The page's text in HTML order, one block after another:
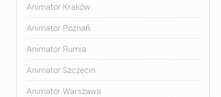
Animator Kraków
Animator Poznań
Animator Rumia
Animator Szczecin
Animator Warszawa